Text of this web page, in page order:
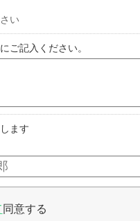
い
ご記入ください。
ます
同意する